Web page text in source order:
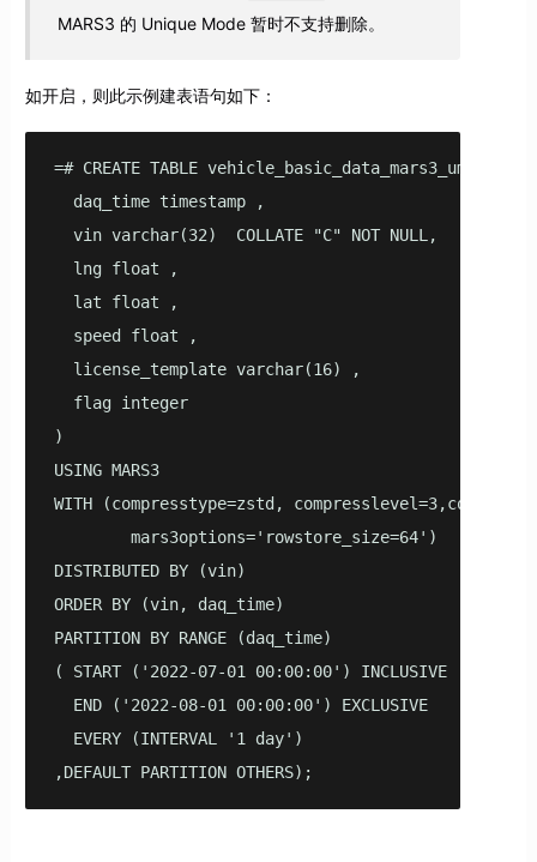
MARS3 的 Unique Mode 暂时不支持删除。
如开启，则此示例建表语句如下：
=# CREATE TABLE vehicle_basic_data_mars3_um(
  daq_time timestamp ,
  vin varchar(32)  COLLATE "C" NOT NULL,
  lng float ,
  lat float ,
  speed float ,
  license_template varchar(16) ,
  flag integer
)
USING MARS3
WITH (compresstype=zstd,
        mars3options='rowstore_size=64')
DISTRIBUTED BY (vin)
ORDER BY (vin, daq_time)
PARTITION BY RANGE (daq_time)
( START ('2022-07-01 00:00:00') INCLUSIVE
  END ('2022-08-01 00:00:00') EXCLUSIVE
  EVERY (INTERVAL '1 day')
,DEFAULT PARTITION OTHERS);